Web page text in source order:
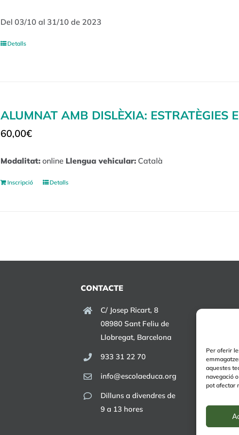
Per oferir
aquestes
navegació
pot afectar
Del 03/10 al 31/10 de 2023
Detalls
ALUMNAT AMB DISLÈXIA: ESTRATÈGIES
60,00€
Modalitat: online Llengua vehicular: Català
Inscripció Detalls
CONTACTE
C/ Josep Ricart, 8
08980 Sant Feliu de
Llobregat, Barcelona
933 31 22 70
info@escolaeduca.org
Dilluns a divendres de
9 a 13 hores